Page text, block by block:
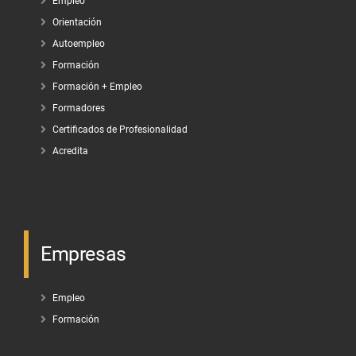
Orientación
Autoempleo
Formación
Formación + Empleo
Formadores
Certificados de Profesionalidad
Acredita
Empresas
Empleo
Formación